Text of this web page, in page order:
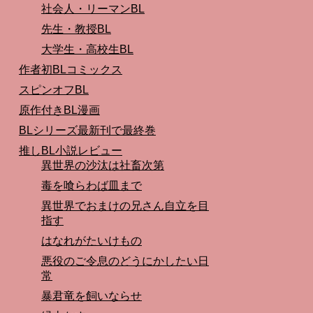
社会人・リーマンBL
先生・教授BL
大学生・高校生BL
作者初BLコミックス
スピンオフBL
原作付きBL漫画
BLシリーズ最新刊で最終巻
推しBL小説レビュー
異世界の沙汰は社畜次第
毒を喰らわば皿まで
異世界でおまけの兄さん自立を目
指す
はなれがたいけもの
悪役のご令息のどうにかしたい日
常
暴君竜を飼いならせ